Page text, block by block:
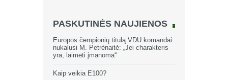
PASKUTINĖS NAUJIENOS
Europos čempionių titulą VDU komandai
nukalusi M. Petrėnaitė: „Jei charakteris
yra, laimėti įmanoma“
Kaip veikia E100?